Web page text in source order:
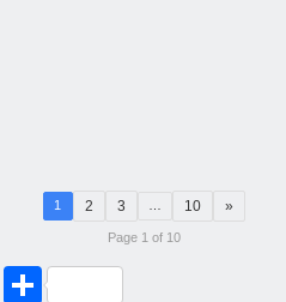
1 2 3 10 »
Page 1 of 10
Viber Μοιραστείτε